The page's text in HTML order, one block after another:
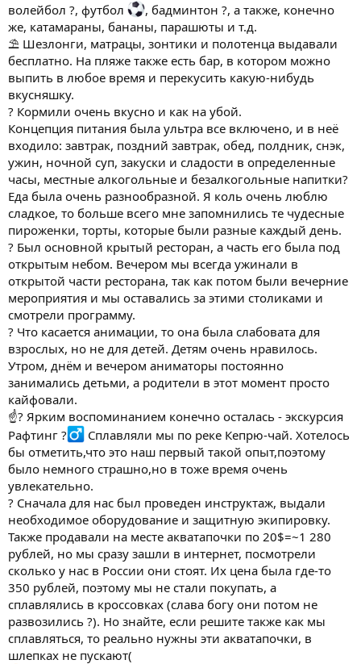
волейбол ?, футбол
, бадминтон ?, а также, конечно
же, катамараны, бананы, парашюты и т.д.
⛱ Шезлонги, матрацы, зонтики и полотенца выдавали
бесплатно. На пляже также есть бар, в котором можно
выпить в любое время и перекусить какую-нибудь
вкусняшку.
? Кормили очень вкусно и как на убой.
Концепция питания была ультра все включено, и в неё
входило: завтрак, поздний завтрак, обед, полдник, снэк,
ужин, ночной суп, закуски и сладости в определенные
часы, местные алкогольные и безалкогольные напитки?
Еда была очень разнообразной. Я коль очень люблю
сладкое, то больше всего мне запомнились те чудесные
пироженки, торты, которые были разные каждый день.
? Был основной крытый ресторан, а часть его была под
открытым небом. Вечером мы всегда ужинали в
открытой части ресторана, так как потом были вечерние
мероприятия и мы оставались за этими столиками и
смотрели программу.
? Что касается анимации, то она была слабовата для
взрослых, но не для детей. Детям очень нравилось.
Утром, днём и вечером аниматоры постоянно
занимались детьми, а родители в этот момент просто
кайфовали.
☝? Ярким воспоминанием конечно осталась - экскурсия
Рафтинг ?‍
Сплавляли мы по реке Кепрю-чай. Хотелось
бы отметить,что это наш первый такой опыт,поэтому
было немного страшно,но в тоже время очень
увлекательно.
? Сначала для нас был проведен инструктаж, выдали
необходимое оборудование и защитную экипировку.
Также продавали на месте акватапочки по 20$=~1 280
рублей, но мы сразу зашли в интернет, посмотрели
сколько у нас в России они стоят. Их цена была где-то
350 рублей, поэтому мы не стали покупать, а
сплавлялись в кроссовках (слава богу они потом не
развозились ?). Но знайте, если решите также как мы
сплавляться, то реально нужны эти акватапочки, в
шлепках не пускают(